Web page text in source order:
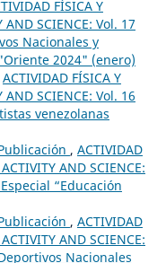
FÍSICA Y
AND SCIENCE: Vol. 17
Nacionales y
2024" (enero)
ACTIVIDAD FÍSICA Y
AND SCIENCE: Vol. 16
venezolanas
, ACTIVIDAD
AND SCIENCE:
“Educación
, ACTIVIDAD
AND SCIENCE:
Nacionales